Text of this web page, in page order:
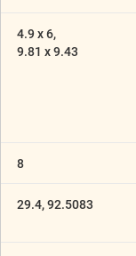
4.9 x 6,
9.81 x 9.43
8
29.4, 92.5083